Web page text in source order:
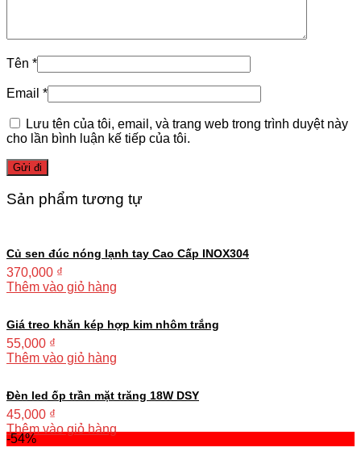
Tên *
Email *
Lưu tên của tôi, email, và trang web trong trình duyệt này
cho lần bình luận kế tiếp của tôi.
Sản phẩm tương tự
Củ sen đúc nóng lạnh tay Cao Cấp INOX304
370,000 ₫
Thêm vào giỏ hàng
Giá treo khăn kép hợp kim nhôm trắng
55,000 ₫
Thêm vào giỏ hàng
Đèn led ốp trần mặt trăng 18W DSY
45,000 ₫
Thêm vào giỏ hàng
-54%